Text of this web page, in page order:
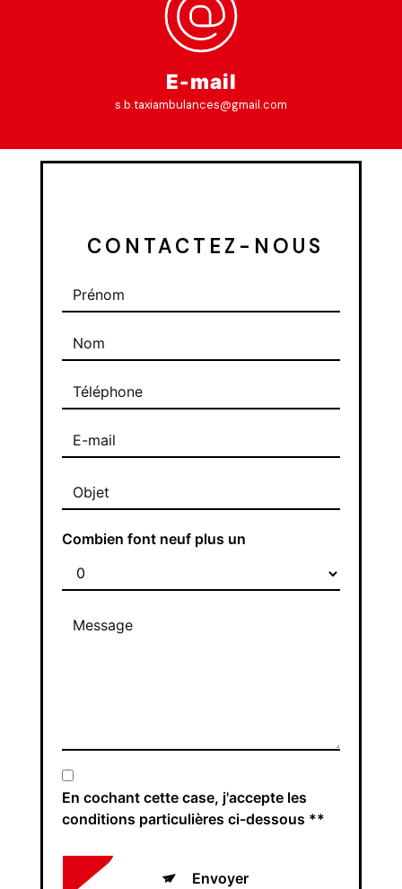
E-mail
s.b.taxiambulances@gmail.com
CONTACTEZ-NOUS
Combien font neuf plus un
En cochant cette case, j'accepte les
conditions particulières ci-dessous **
Envoyer